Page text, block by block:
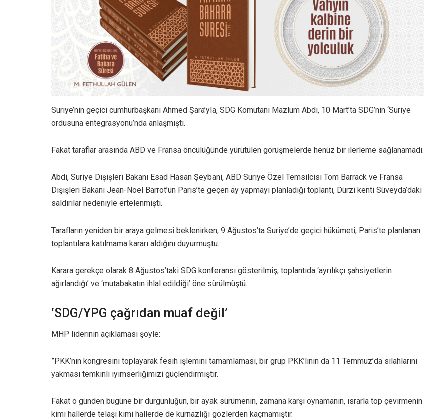
Suriye’nin geçici cumhurbaşkanı Ahmed Şara’yla, SDG Komutanı Mazlum Abdi, 10 Mart’ta SDG’nin ‘Suriye
ordusuna entegrasyonu’nda anlaşmıştı.
Fakat taraflar arasında ABD ve Fransa öncülüğünde yürütülen görüşmelerde henüz bir ilerleme sağlanamadı.
Abdi, Suriye Dışişleri Bakanı Esad Hasan Şeybani, ABD Suriye Özel Temsilcisi Tom Barrack ve Fransa
Dışişleri Bakanı Jean-Noel Barrot’un Paris’te geçen ay yapmayı planladığı toplantı, Dürzi kenti Süveyda’daki
saldırılar nedeniyle ertelenmişti.
Tarafların yeniden bir araya gelmesi beklenirken, 9 Ağustos’ta Suriye’de geçici hükümeti, Paris’te planlanan
toplantılara katılmama kararı aldığını duyurmuştu.
Karara gerekçe olarak 8 Ağustos’taki SDG konferansı gösterilmiş, toplantıda ‘ayrılıkçı şahsiyetlerin
ağırlandığı’ ve ‘mutabakatın ihlal edildiği’ öne sürülmüştü.
‘SDG/YPG çağrıdan muaf değil’
MHP liderinin açıklaması şöyle:
”PKK’nın kongresini toplayarak fesih işlemini tamamlaması, bir grup PKK’lının da 11 Temmuz’da silahlarını
yakması temkinli iyimserliğimizi güçlendirmiştir.
Fakat o günden bugüne bir durgunluğun, bir ayak sürümenin, zamana karşı oynamanın, ısrarla top çevirmenin
kimi hallerde telaşı kimi hallerde de kurnazlığı gözlerden kaçmamıştır.